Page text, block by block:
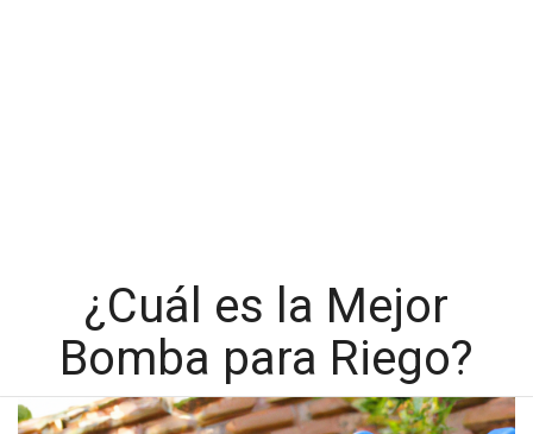
¿Cuál es la Mejor
Bomba para Riego?